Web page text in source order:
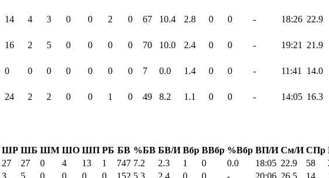
14 4 3 0 0 2 0 67 10.4 2.8 0 0 - 18:26 22.9
16 2 5 0 0 0 0 70 10.0 2.4 0 0 - 19:21 21.9
0 0 0 0 0 0 0 7 0.0 1.4 0 0 - 11:41 14.0
24 2 2 0 0 1 0 49 8.2 1.1 0 0 - 14:05 16.3
ШР ШБ ШМ ШО ШП РБ БВ %БВ БВ/И Вбр ВВбр %Вбр ВП/И См/И СПр
27 27 0 4 13 1 747 7.2 2.3 1 0 0.0 18:05 22.9 58
3 5 0 0 0 0 152 5.3 2.4 0 0 - 20:06 26.5 14